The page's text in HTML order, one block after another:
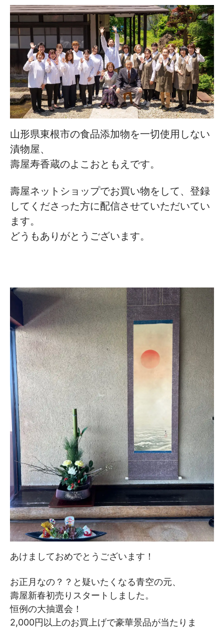
山形県東根市の食品添加物を一切使用しない
漬物屋、
壽屋寿香蔵のよこおともえです。
壽屋ネットショップでお買い物をして、登録
してくださった方に配信させていただいてい
ます。
どうもありがとうございます。
あけましておめでとうございます！
お正月なの？？と疑いたくなる青空の元、
壽屋新春初売りスタートしました。
恒例の大抽選会！
2,000円以上のお買上げで豪華景品が当たりま